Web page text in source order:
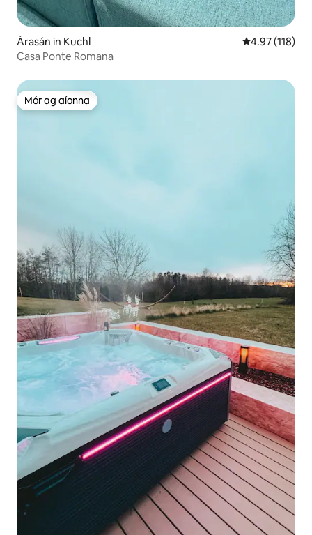
Árasán in Kuchl Meánrátáil
4.97 (118)
Casa Ponte Romana
Mór ag aíonna
Mór ag aíonna